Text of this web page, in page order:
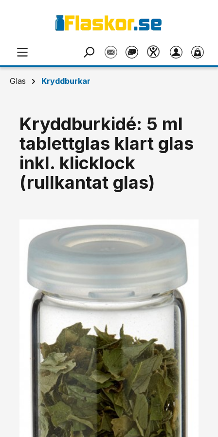
Glas Kryddburkar
Kryddburkidé: 5 ml
tablettglas klart glas
inkl. klicklock
(rullkantat glas)